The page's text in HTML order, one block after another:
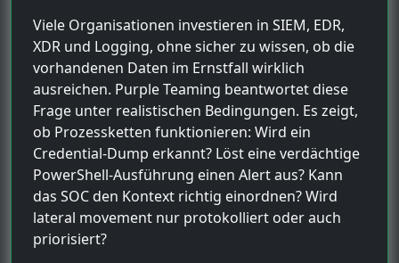
Viele Organisationen investieren in SIEM, EDR,
XDR und Logging, ohne sicher zu wissen, ob die
vorhandenen Daten im Ernstfall wirklich
ausreichen. Purple Teaming beantwortet diese
Frage unter realistischen Bedingungen. Es zeigt,
ob Prozessketten funktionieren: Wird ein
Credential-Dump erkannt? Löst eine verdächtige
PowerShell-Ausführung einen Alert aus? Kann
das SOC den Kontext richtig einordnen? Wird
lateral movement nur protokolliert oder auch
priorisiert?